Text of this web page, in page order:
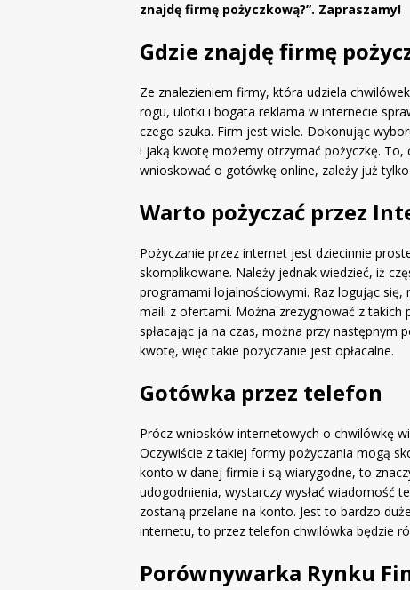
znajdę firmę pożyczkową?”. Zapraszamy!
Gdzie znajdę firmę
Ze znalezieniem firmy, która udziela
rogu, ulotki i bogata reklama w internecie
czego szuka. Firm jest wiele. Dokonując
i jaką kwotę możemy otrzymać pożyczkę. To,
wnioskować o gotówkę online, zależy już
Warto pożyczać przez
Pożyczanie przez internet jest dziecinnie
skomplikowane. Należy jednak wiedzieć, iż
programami lojalnościowymi. Raz logując
maili z ofertami. Można zrezygnować z takich
spłacając ja na czas, można przy następnym
kwotę, więc takie pożyczanie jest opłacalne.
Gotówka przez telefon
Prócz wniosków internetowych o chwilówkę
Oczywiście z takiej formy pożyczania mogą
konto w danej firmie i są wiarygodne, to
udogodnienia, wystarczy wysłać wiadomość
zostaną przelane na konto. Jest to bardzo
internetu, to przez telefon chwilówka będzie
Porównywarka Rynku